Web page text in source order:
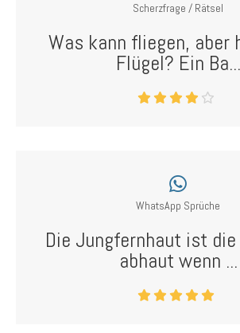
Scherzfrage / Rätsel
Was kann fliegen, aber
Flügel? Ein Ba...
WhatsApp Sprüche
Die Jungfernhaut ist
abhaut wenn ...